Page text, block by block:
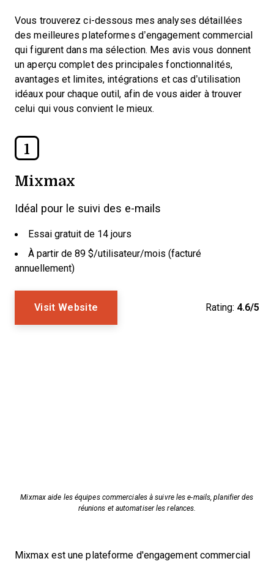
Vous trouverez ci-dessous mes analyses détaillées
des meilleures plateformes d’engagement commercial
qui figurent dans ma sélection. Mes avis vous donnent
un aperçu complet des principales fonctionnalités,
avantages et limites, intégrations et cas d’utilisation
idéaux pour chaque outil, afin de vous aider à trouver
celui qui vous convient le mieux.
1
Mixmax
Idéal pour le suivi des e-mails
Essai gratuit de 14 jours
À partir de 89 $/utilisateur/mois (facturé
annuellement)
Visit Website Rating: 4.6/5
Mixmax aide les équipes commerciales à suivre les e-mails, planifier des
réunions et automatiser les relances.
Mixmax est une plateforme d'engagement commercial